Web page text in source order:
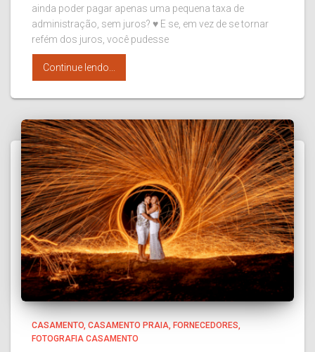
ainda poder pagar apenas uma pequena taxa de
administração, sem juros? ♥ E se, em vez de se tornar
refém dos juros, você pudesse
Continue lendo...
CASAMENTO CASAMENTO PRAIA FORNECEDORES
FOTOGRAFIA CASAMENTO